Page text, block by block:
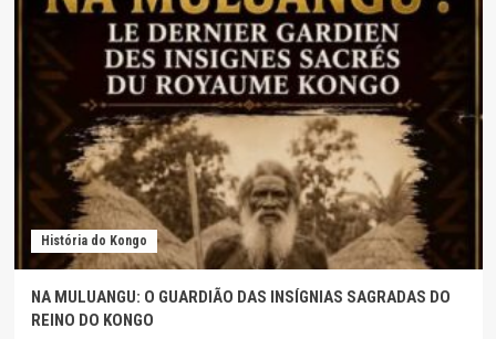
História do Kongo
NA MULUANGU: O GUARDIÃO DAS INSÍGNIAS SAGRADAS DO
REINO DO KONGO